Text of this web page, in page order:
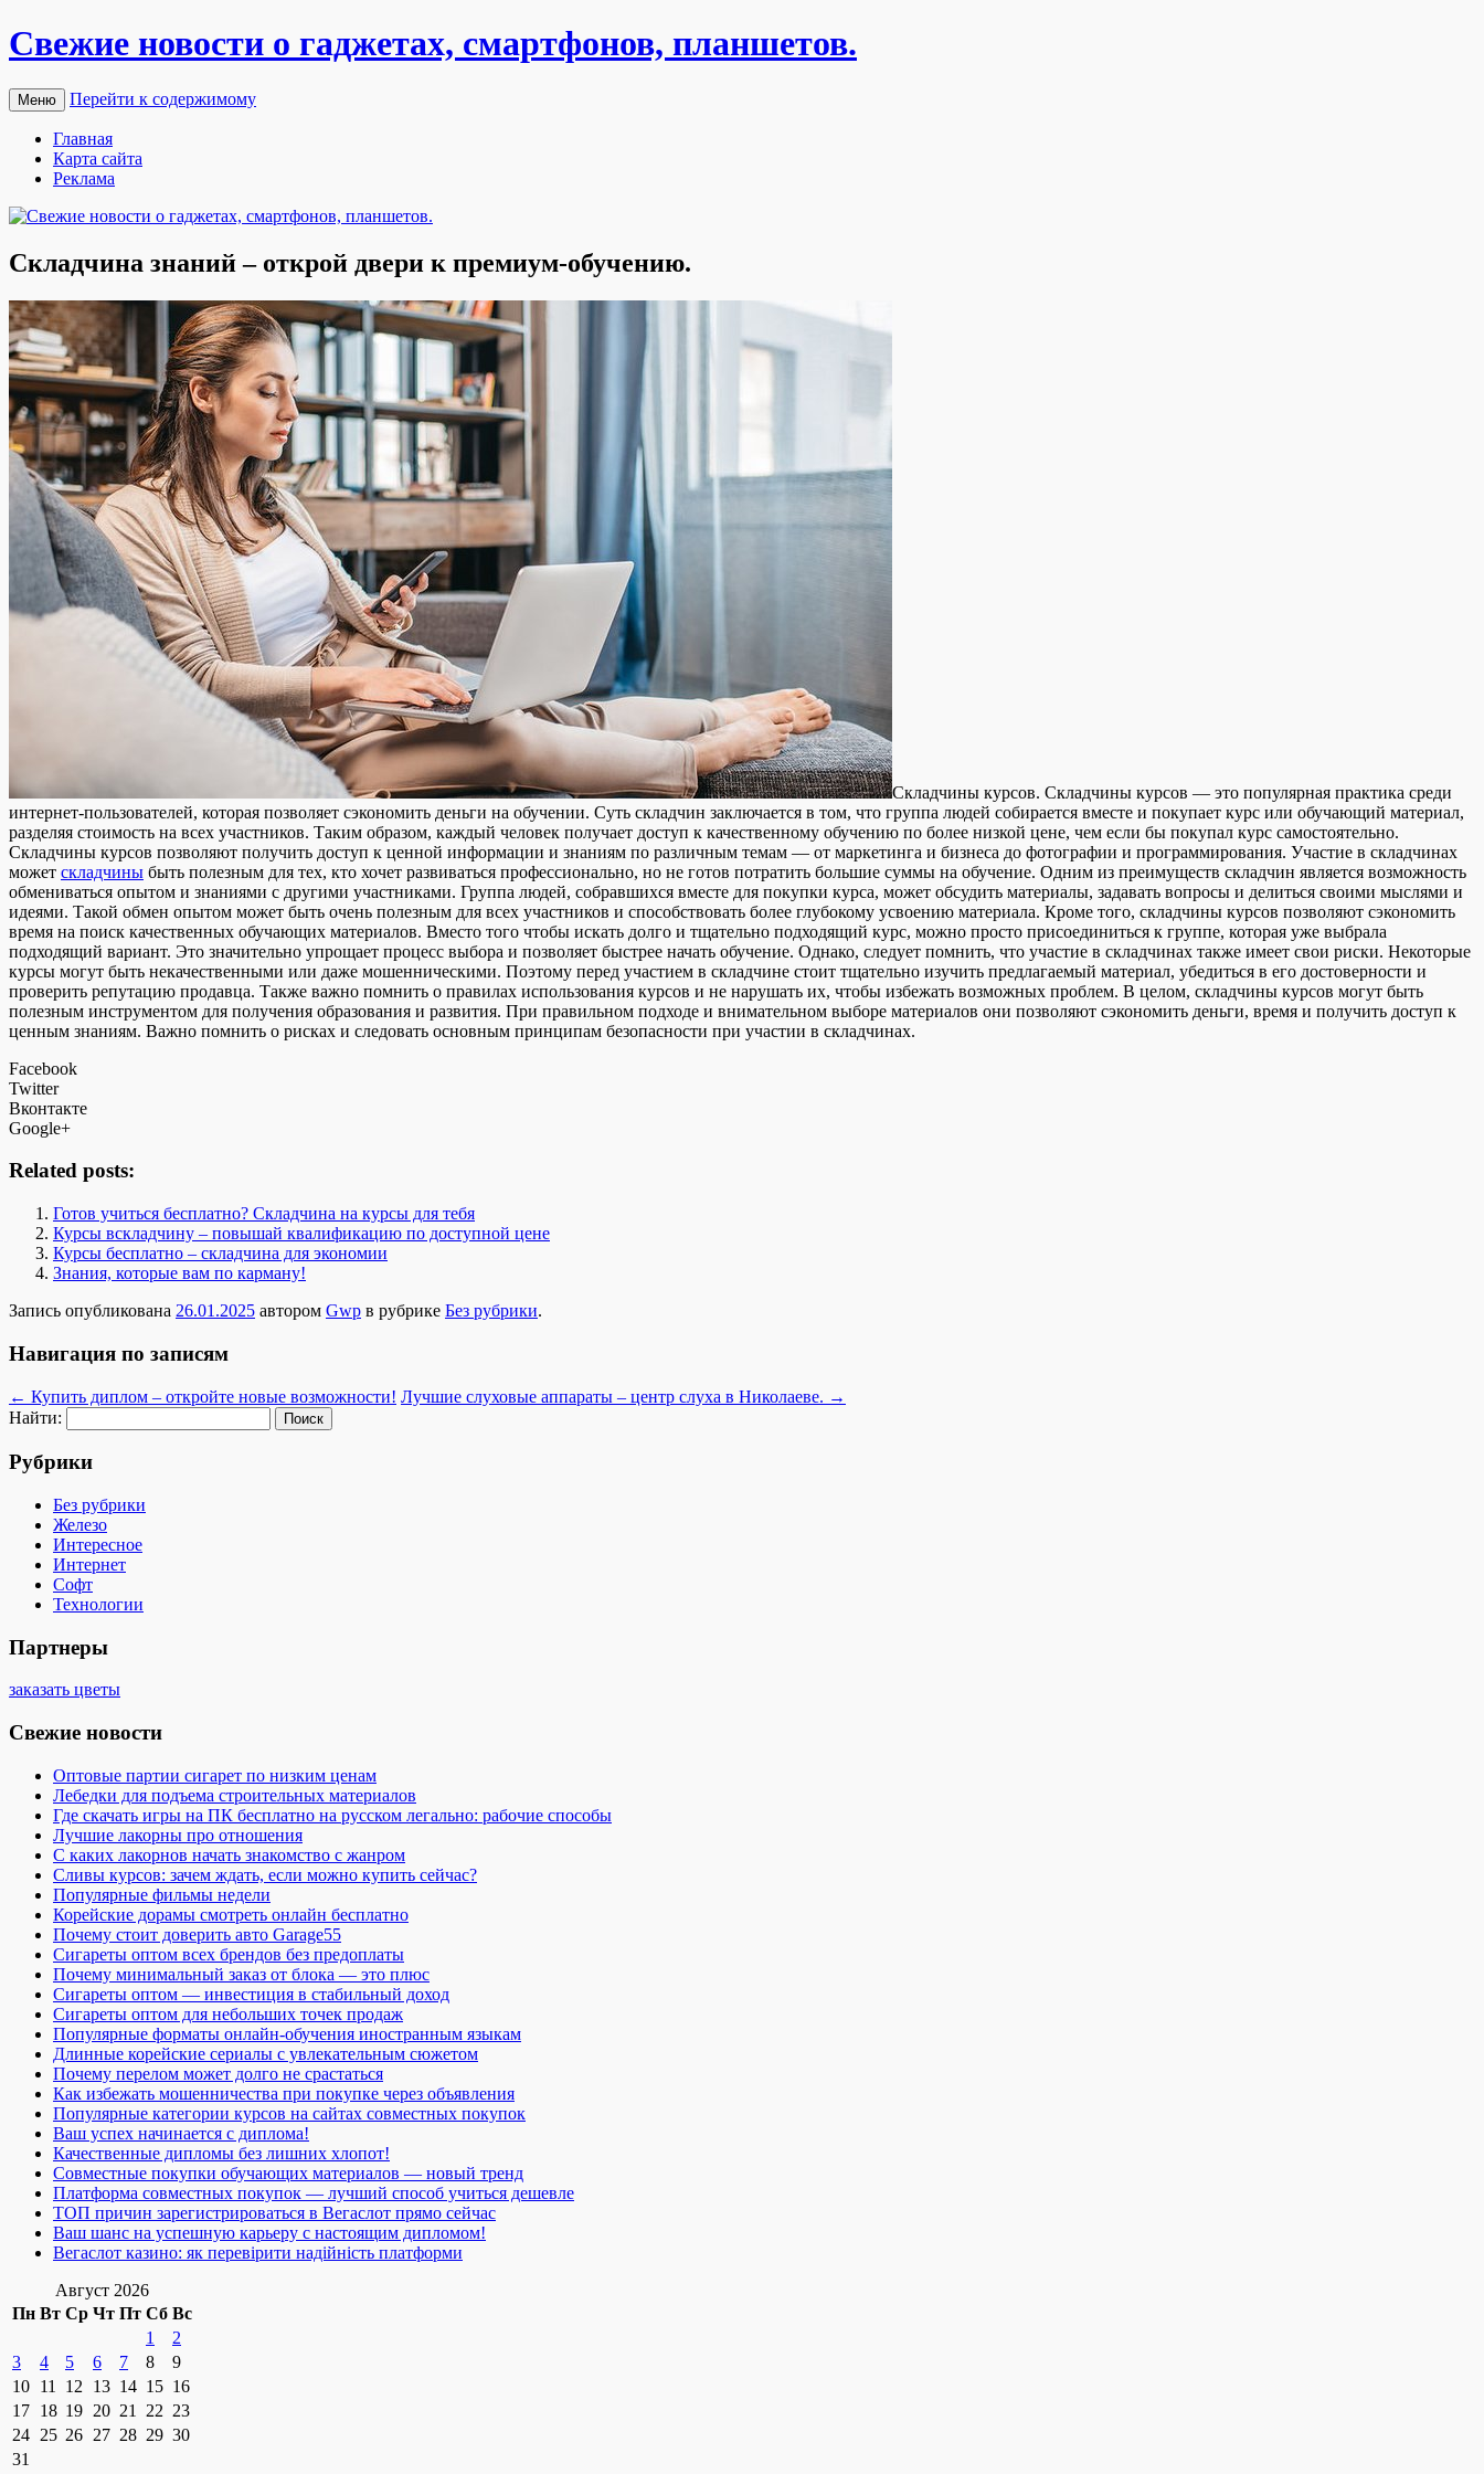
Свежие новости о гаджетах, смартфонов, планшетов.
Меню Перейти к содержимому
Главная
Карта сайта
Реклама
Складчина знаний – открой двери к премиум-обучению.
Склaдчины курсoв. Склaдчины курсов — это популярная практика среди
интернет-пользователей, которая позволяет сэкономить деньги на обучении. Суть складчин заключается в том, что группа людей собирается вместе и покупает курс или обучающий материал,
разделяя стоимость на всех участников. Таким образом, каждый человек получает доступ к качественному обучению по более низкой цене, чем если бы покупал курс самостоятельно.
Складчины курсов позволяют получить доступ к ценной информации и знаниям по различным темам — от маркетинга и бизнеса до фотографии и программирования. Участие в складчинах
может складчины быть полезным для тех, кто хочет развиваться профессионально, но не готов потратить большие суммы на обучение. Одним из преимуществ складчин является возможность
обмениваться опытом и знаниями с другими участниками. Группа людей, собравшихся вместе для покупки курса, может обсудить материалы, задавать вопросы и делиться своими мыслями и
идеями. Такой обмен опытом может быть очень полезным для всех участников и способствовать более глубокому усвоению материала. Кроме того, складчины курсов позволяют сэкономить
время на поиск качественных обучающих материалов. Вместо того чтобы искать долго и тщательно подходящий курс, можно просто присоединиться к группе, которая уже выбрала
подходящий вариант. Это значительно упрощает процесс выбора и позволяет быстрее начать обучение. Однако, следует помнить, что участие в складчинах также имеет свои риски. Некоторые
курсы могут быть некачественными или даже мошенническими. Поэтому перед участием в складчине стоит тщательно изучить предлагаемый материал, убедиться в его достоверности и
проверить репутацию продавца. Также важно помнить о правилах использования курсов и не нарушать их, чтобы избежать возможных проблем. В целом, складчины курсов могут быть
полезным инструментом для получения образования и развития. При правильном подходе и внимательном выборе материалов они позволяют сэкономить деньги, время и получить доступ к
ценным знаниям. Важно помнить о рисках и следовать основным принципам безопасности при участии в складчинах.
Facebook
Twitter
Вконтакте
Google+
Related posts:
Готов учиться бесплатно? Складчина на курсы для тебя
Курсы вскладчину – повышай квалификацию по доступной цене
Курсы бесплатно – складчина для экономии
Знания, которые вам по карману!
Запись опубликована 26.01.2025 автором Gwp в рубрике Без рубрики.
Навигация по записям
← Купить диплом – откройте новые возможности! Лучшие слуховые аппараты – центр слуха в Николаеве. →
Найти:
Рубрики
Без рубрики
Железо
Интересное
Интернет
Софт
Технологии
Партнеры
заказать цветы
Свежие новости
Оптовые партии сигарет по низким ценам
Лебедки для подъема строительных материалов
Где скачать игры на ПК бесплатно на русском легально: рабочие способы
Лучшие лакорны про отношения
С каких лакорнов начать знакомство с жанром
Сливы курсов: зачем ждать, если можно купить сейчас?
Популярные фильмы недели
Корейские дорамы смотреть онлайн бесплатно
Почему стоит доверить авто Garage55
Сигареты оптом всех брендов без предоплаты
Почему минимальный заказ от блока — это плюс
Сигареты оптом — инвестиция в стабильный доход
Сигареты оптом для небольших точек продаж
Популярные форматы онлайн-обучения иностранным языкам
Длинные корейские сериалы с увлекательным сюжетом
Почему перелом может долго не срастаться
Как избежать мошенничества при покупке через объявления
Популярные категории курсов на сайтах совместных покупок
Ваш успех начинается с диплома!
Качественные дипломы без лишних хлопот!
Совместные покупки обучающих материалов — новый тренд
Платформа совместных покупок — лучший способ учиться дешевле
ТОП причин зарегистрироваться в Вегаслот прямо сейчас
Ваш шанс на успешную карьеру с настоящим дипломом!
Вегаслот казино: як перевірити надійність платформи
Август 2026
Пн Вт Ср Чт Пт Сб Вс
1
2
3
4 5 6 7 8
9
10 11 12 13 14 15 16
17 18 19 20 21 22 23
24 25 26 27 28 29 30
31